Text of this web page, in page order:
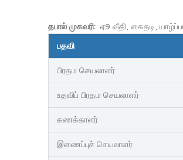
தபால் முகவரி: ஏ9 வீதி, கைதடி,
பதவி
பிரதம செயலாளர்
உதவிப் பிரதம செயலாளர்
கணக்காளர்
இணைப்புச் செயலாளர்